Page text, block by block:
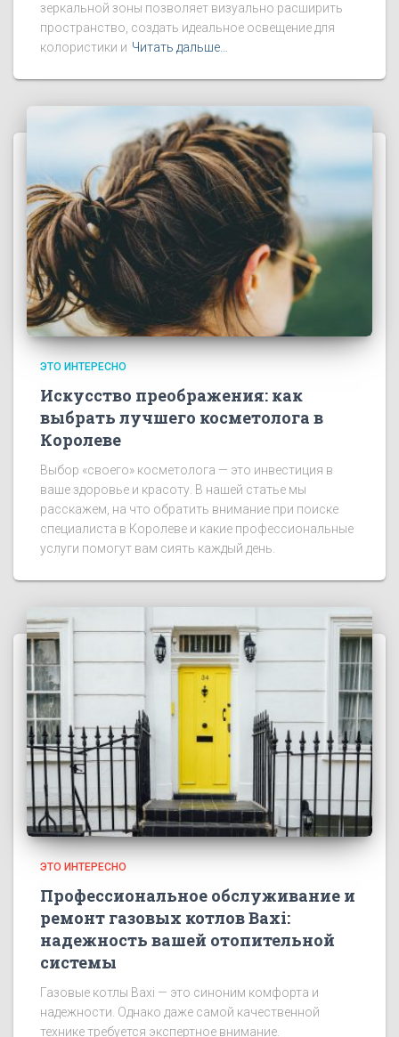
зеркальной зоны позволяет визуально расширить
пространство, создать идеальное освещение для
колористики и Читать дальше…
ЭТО ИНТЕРЕСНО
Искусство преображения: как
выбрать лучшего косметолога в
Королеве
Выбор «своего» косметолога — это инвестиция в
ваше здоровье и красоту. В нашей статье мы
расскажем, на что обратить внимание при поиске
специалиста в Королеве и какие профессиональные
услуги помогут вам сиять каждый день.
ЭТО ИНТЕРЕСНО
Профессиональное обслуживание и
ремонт газовых котлов Baxi:
надежность вашей отопительной
системы
Газовые котлы Baxi — это синоним комфорта и
надежности. Однако даже самой качественной
технике требуется экспертное внимание.